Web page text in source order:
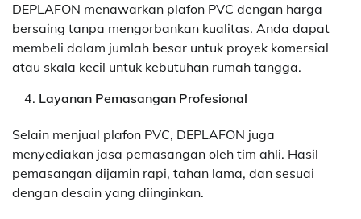
DEPLAFON menawarkan plafon PVC dengan harga
bersaing tanpa mengorbankan kualitas. Anda dapat
membeli dalam jumlah besar untuk proyek komersial
atau skala kecil untuk kebutuhan rumah tangga.
Layanan Pemasangan Profesional
Selain menjual plafon PVC, DEPLAFON juga
menyediakan jasa pemasangan oleh tim ahli. Hasil
pemasangan dijamin rapi, tahan lama, dan sesuai
dengan desain yang diinginkan.